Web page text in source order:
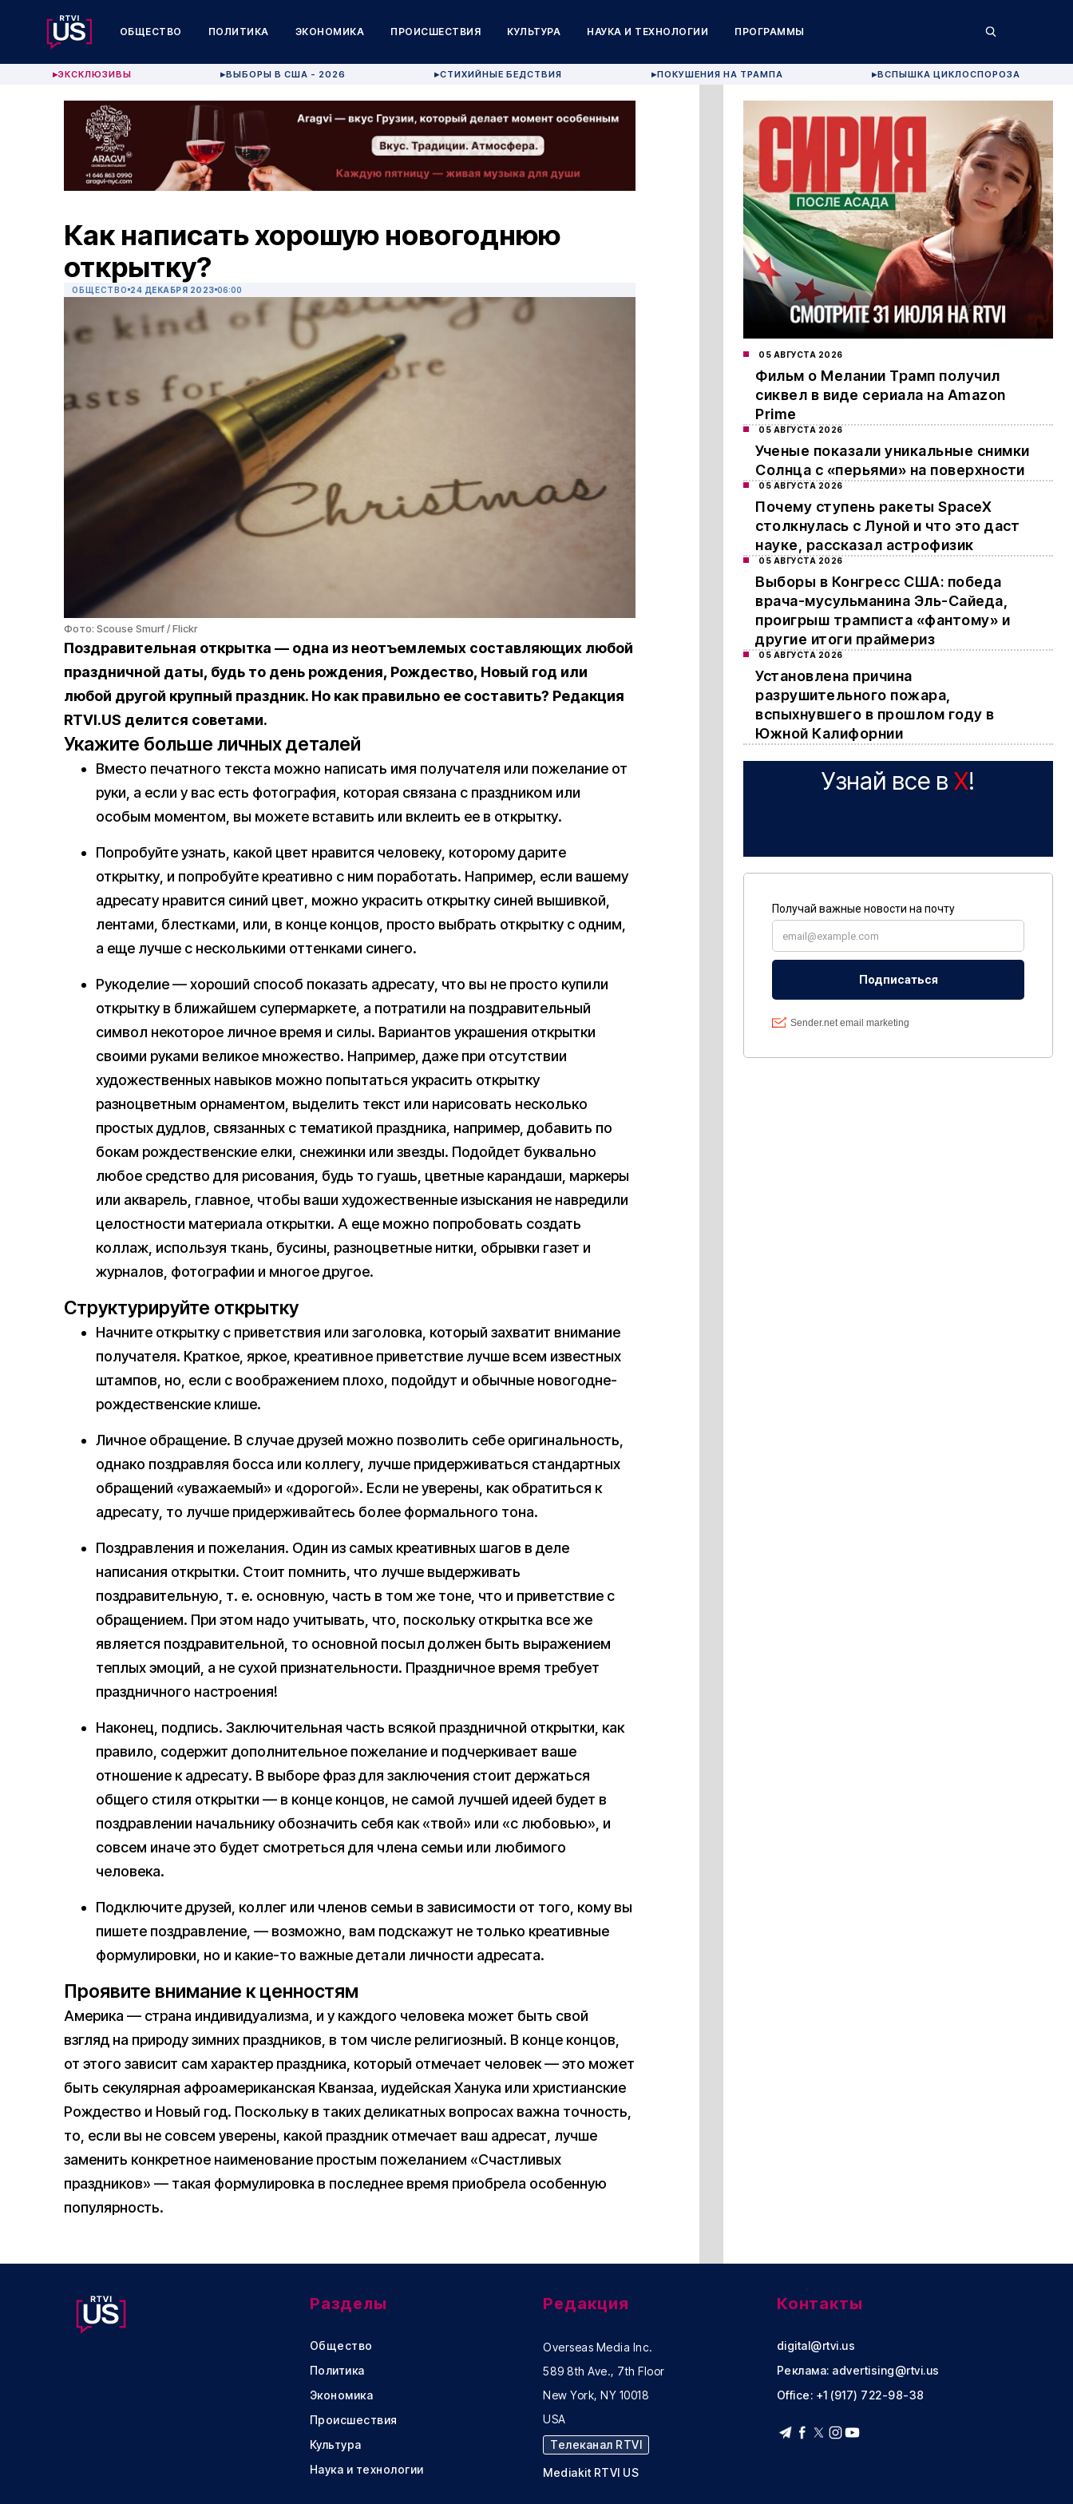
ОБЩЕСТВО ПОЛИТИКА ЭКОНОМИКА ПРОИСШЕСТВИЯ КУЛЬТУРА НАУКА И ТЕХНОЛОГИИ ПРОГРАММЫ
▶ЭКСКЛЮЗИВЫ ▶ВЫБОРЫ В США - 2026 ▶СТИХИЙНЫЕ БЕДСТВИЯ ▶ПОКУШЕНИЯ НА ТРАМПА ▶ВСПЫШКА ЦИКЛОСПОРОЗА
Как написать хорошую новогоднюю
открытку?
ОБЩЕСТВО 24 ДЕКАБРЯ 2023 06:00
Фото: Scouse Smurf / Flickr
Поздравительная открытка — одна из неотъемлемых составляющих любой
праздничной даты, будь то день рождения, Рождество, Новый год или
любой другой крупный праздник. Но как правильно ее составить? Редакция
RTVI.US делится советами.
Укажите больше личных деталей
Вместо печатного текста можно написать имя получателя или пожелание от
руки, а если у вас есть фотография, которая связана с праздником или
особым моментом, вы можете вставить или вклеить ее в открытку.
Попробуйте узнать, какой цвет нравится человеку, которому дарите
открытку, и попробуйте креативно с ним поработать. Например, если вашему
адресату нравится синий цвет, можно украсить открытку синей вышивкой,
лентами, блестками, или, в конце концов, просто выбрать открытку с одним,
а еще лучше с несколькими оттенками синего.
Рукоделие — хороший способ показать адресату, что вы не просто купили
открытку в ближайшем супермаркете, а потратили на поздравительный
символ некоторое личное время и силы. Вариантов украшения открытки
своими руками великое множество. Например, даже при отсутствии
художественных навыков можно попытаться украсить открытку
разноцветным орнаментом, выделить текст или нарисовать несколько
простых дудлов, связанных с тематикой праздника, например, добавить по
бокам рождественские елки, снежинки или звезды. Подойдет буквально
любое средство для рисования, будь то гуашь, цветные карандаши, маркеры
или акварель, главное, чтобы ваши художественные изыскания не навредили
целостности материала открытки. А еще можно попробовать создать
коллаж, используя ткань, бусины, разноцветные нитки, обрывки газет и
журналов, фотографии и многое другое.
Структурируйте открытку
Начните открытку с приветствия или заголовка, который захватит внимание
получателя. Краткое, яркое, креативное приветствие лучше всем известных
штампов, но, если с воображением плохо, подойдут и обычные новогодне-
рождественские клише.
Личное обращение. В случае друзей можно позволить себе оригинальность,
однако поздравляя босса или коллегу, лучше придерживаться стандартных
обращений «уважаемый» и «дорогой». Если не уверены, как обратиться к
адресату, то лучше придерживайтесь более формального тона.
Поздравления и пожелания. Один из самых креативных шагов в деле
написания открытки. Стоит помнить, что лучше выдерживать
поздравительную, т. е. основную, часть в том же тоне, что и приветствие с
обращением. При этом надо учитывать, что, поскольку открытка все же
является поздравительной, то основной посыл должен быть выражением
теплых эмоций, а не сухой признательности. Праздничное время требует
праздничного настроения!
Наконец, подпись. Заключительная часть всякой праздничной открытки, как
правило, содержит дополнительное пожелание и подчеркивает ваше
отношение к адресату. В выборе фраз для заключения стоит держаться
общего стиля открытки — в конце концов, не самой лучшей идеей будет в
поздравлении начальнику обозначить себя как «твой» или «с любовью», и
совсем иначе это будет смотреться для члена семьи или любимого
человека.
Подключите друзей, коллег или членов семьи в зависимости от того, кому вы
пишете поздравление, — возможно, вам подскажут не только креативные
формулировки, но и какие-то важные детали личности адресата.
Проявите внимание к ценностям
Америка — страна индивидуализма, и у каждого человека может быть свой
взгляд на природу зимних праздников, в том числе религиозный. В конце концов,
от этого зависит сам характер праздника, который отмечает человек — это может
быть секулярная афроамериканская Кванзаа, иудейская Ханука или христианские
Рождество и Новый год. Поскольку в таких деликатных вопросах важна точность,
то, если вы не совсем уверены, какой праздник отмечает ваш адресат, лучше
заменить конкретное наименование простым пожеланием «Счастливых
праздников» — такая формулировка в последнее время приобрела особенную
популярность.
05 АВГУСТА 2026
Фильм о Мелании Трамп получил
сиквел в виде сериала на Amazon
Prime
05 АВГУСТА 2026
Ученые показали уникальные снимки
Солнца с «перьями» на поверхности
05 АВГУСТА 2026
Почему ступень ракеты SpaceX
столкнулась с Луной и что это даст
науке, рассказал астрофизик
05 АВГУСТА 2026
Выборы в Конгресс США: победа
врача-мусульманина Эль-Сайеда,
проигрыш трамписта «фантому» и
другие итоги праймериз
05 АВГУСТА 2026
Установлена причина
разрушительного пожара,
вспыхнувшего в прошлом году в
Южной Калифорнии
Узнай все в X!
Разделы
Общество
Политика
Экономика
Происшествия
Культура
Наука и технологии
Редакция
Overseas Media Inc.
589 8th Ave., 7th Floor
New York, NY 10018
USA
Телеканал RTVI
Mediakit RTVI US
Контакты
digital@rtvi.us
Реклама: advertising@rtvi.us
Office: +1 (917) 722-98-38